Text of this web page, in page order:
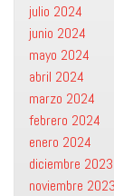
julio 2024
junio 2024
mayo 2024
abril 2024
marzo 2024
febrero 2024
enero 2024
diciembre 2023
noviembre 2023